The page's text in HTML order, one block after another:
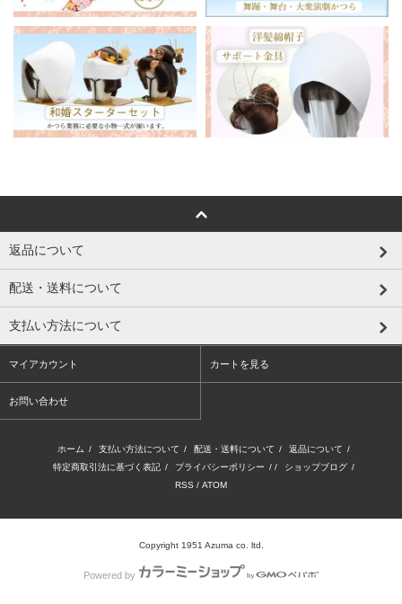
返品について
配送・送料について
支払い方法について
マイアカウント カートを見る
お問い合わせ
ホーム / 支払い方法について / 配送・送料について / 返品について /
特定商取引法に基づく表記 / プライバシーポリシー / / ショップブログ /
RSS / ATOM
Copyright 1951 Azuma co. ltd.
Powered by